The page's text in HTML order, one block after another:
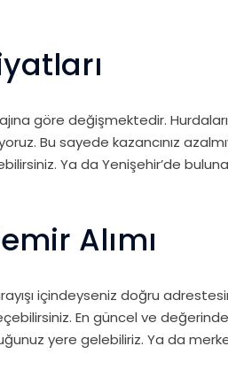
göre değişmektedir.
Bu sayede kazancınız
Ya da Yenişehir’de
Alımı
içindeyseniz doğru
En güncel ve
yere gelebiliriz. Ya da